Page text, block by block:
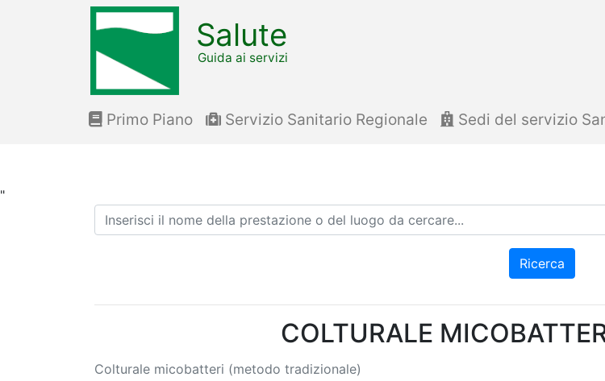
"
Salute
Guida ai servizi
Primo Piano Servizio Sanitario Regionale Sedi del servizio
Ricerca
Ricerca
COLTURALE
Colturale micobatteri (metodo tradizionale)